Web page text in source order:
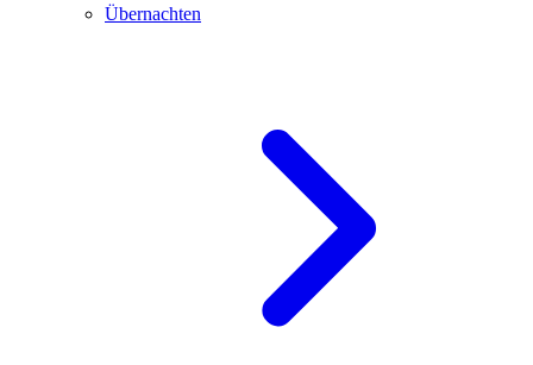
Übernachten